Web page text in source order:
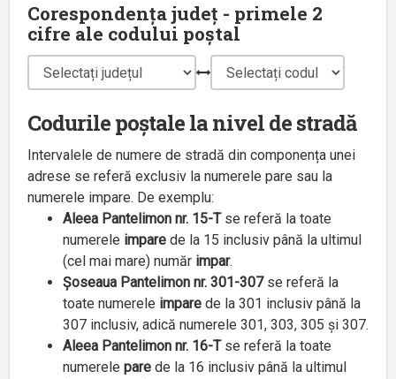
Corespondența județ - primele 2
cifre ale codului poștal
Codurile poștale la nivel de stradă
Intervalele de numere de stradă din componența unei
adrese se referă exclusiv la numerele pare sau la
numerele impare. De exemplu:
Aleea Pantelimon nr. 15-Tse referă la toate
numerele impare de la 15 inclusiv până la ultimul
(cel mai mare) număr impar.
Șoseaua Pantelimon nr. 301-307se referă la
toate numerele impare de la 301 inclusiv până la
307 inclusiv, adică numerele 301, 303, 305 și 307.
Aleea Pantelimon nr. 16-Tse referă la toate
numerele pare de la 16 inclusiv până la ultimul